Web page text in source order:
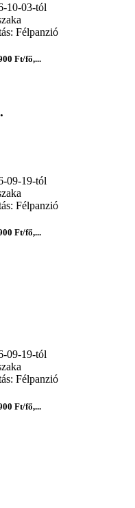
10-03-tól
Félpanzió
Ft/fő,...
09-19-tól
Félpanzió
Ft/fő,...
09-19-tól
Félpanzió
Ft/fő,...